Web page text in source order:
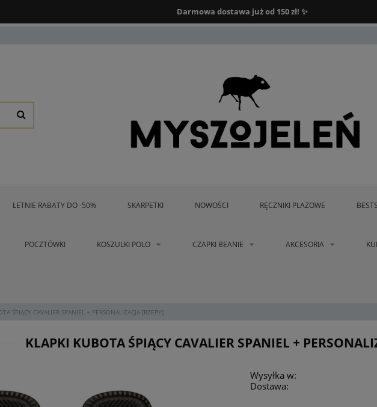
Darmowa dostawa od 150 zł.
Darmowa dostawa już od 150 zł! ✨
LETNIE RABATY DO -50% SKARPETKI NOWOŚCI RĘCZNIKI PLAŻOWE
POCZTÓWKI KOSZULKI POLO CZAPKI BEANIE AKCESORIA
ŚPIĄCY CAVALIER SPANIEL + PERSONALIZACJA [RZEPY]
KLAPKI KUBOTA ŚPIĄCY CAVALIER SPANIEL +
Wysyłka w:
Dostawa: